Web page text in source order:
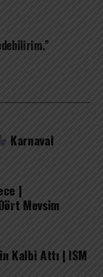
etmek
Karnaval
|
Mevsim
Kalbi Attı | ISM